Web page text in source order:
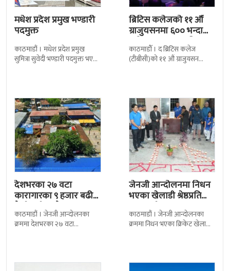
मधेश प्रदेश प्रमुख भण्डारी
पदमुक्त
काठमाडौं । मधेश प्रदेश प्रमुख
सुमित्रा सुवेदी भण्डारी पदमुक्त भएकी
ब्रिटिस कलेजको ११ औँ
ग्राजुयसनमा ६०० भन्दा
बढी ग्राजुयट सम्मानित
काठमाडौँ । द ब्रिटिस कलेज
(टीबीसी)को ११ औं ग्राजुयसन
देशभरका २७ वटा
कारागारका ९ हजार बढी
कैदीबन्दी अझै फरार
काठमाडौं । जेनजी आन्दोलनका
क्रममा देशभरका २७ वटा
जेनजी आन्दोलनमा निधन
भएका खेलाडी श्रेष्ठप्रति
श्रद्धाञ्जली
काठमाडौं । जेनजी आन्दोलनका
क्रममा निधन भएका क्रिकेट खेलाडी